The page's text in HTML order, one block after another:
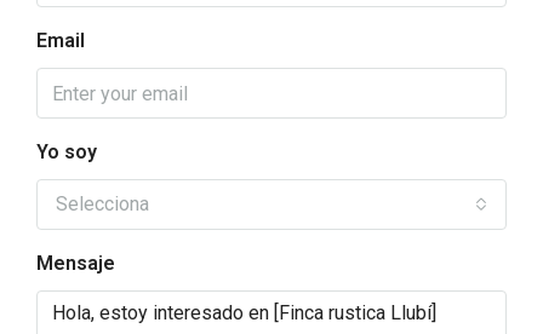
Email
Yo soy
Selecciona
Mensaje